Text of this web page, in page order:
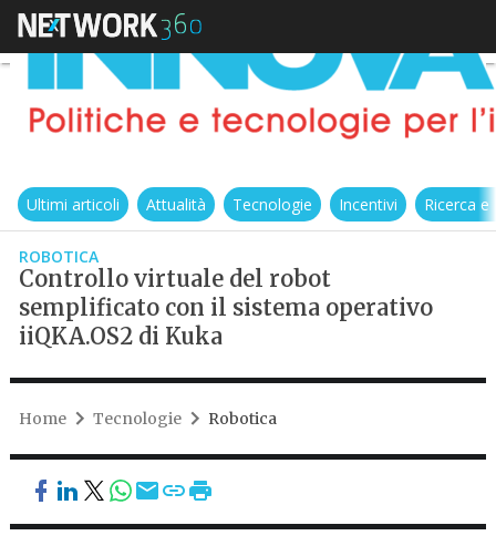
Ultimi articoli Attualità Tecnologie Incentivi Ricerca
ROBOTICA
Controllo virtuale del robot
semplificato con il sistema operativo
iiQKA.OS2 di Kuka
Home Tecnologie Robotica